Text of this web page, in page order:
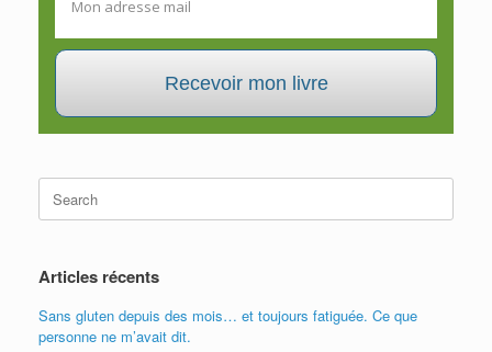
Recevoir mon livre
Search
for:
Articles récents
Sans gluten depuis des mois… et toujours fatiguée. Ce que
personne ne m’avait dit.